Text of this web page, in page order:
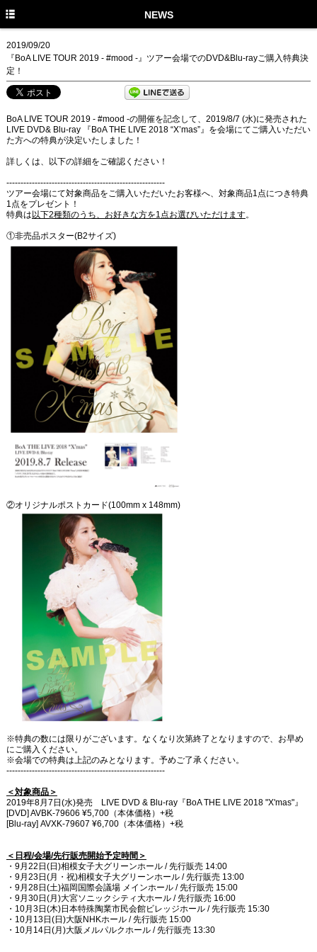
NEWS
2019/09/20
『BoA LIVE TOUR 2019 - #mood -』ツアー会場でのDVD&Blu-rayご購入特典決
定！
BoA LIVE TOUR 2019 - #mood -の開催を記念して、2019/8/7 (水)に発売された
LIVE DVD& Blu-ray 『BoA THE LIVE 2018 “X’mas”』を会場にてご購入いただい
た方への特典が決定いたしました！
詳しくは、以下の詳細をご確認ください！
--------------------------------------------------------
ツアー会場にて対象商品をご購入いただいたお客様へ、対象商品1点につき特典
1点をプレゼント！
特典は 以下2種類のうち、お好きな方を1点お選びいただけます。
①非売品ポスター(B2サイズ)
②オリジナルポストカード(100mm x 148mm)
※特典の数には限りがございます。なくなり次第終了となりますので、お早め
にご購入ください。
※会場での特典は上記のみとなります。予めご了承ください。
--------------------------------------------------------
＜対象商品＞
2019年8月7日(水)発売 LIVE DVD & Blu-ray『BoA THE LIVE 2018 "X'mas"』
[DVD] AVBK-79606 ¥5,700（本体価格）+税
[Blu-ray] AVXK-79607 ¥6,700（本体価格）+税
＜日程/会場/先行販売開始予定時間＞
・9月22日(日)相模女子大グリーンホール / 先行販売 14:00
・9月23日(月・祝)相模女子大グリーンホール / 先行販売 13:00
・9月28日(土)福岡国際会議場 メインホール / 先行販売 15:00
・9月30日(月)大宮ソニックシティ大ホール / 先行販売 16:00
・10月3日(木)日本特殊陶業市民会館ビレッジホール / 先行販売 15:30
・10月13日(日)大阪NHKホール / 先行販売 15:00
・10月14日(月)大阪メルパルクホール / 先行販売 13:30
NEWS
LIVE
PROFILE
GOODS
STAFF TWITTER
FANCLUB